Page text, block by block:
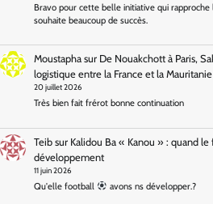
Bravo pour cette belle initiative qui rapproche
souhaite beaucoup de succès.
Moustaphasur De Nouakchott à Paris,
logistique entre la France et la Mauritanie
20 juillet 2026
Très bien fait frérot bonne continuation
Teibsur Kalidou Ba « Kanou » : quand
développement
11 juin 2026
Qu'elle football avons ns développer.?